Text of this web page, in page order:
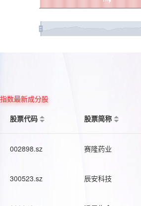
指数最新成分股
股票代码
股票简称
002898.sz 赛隆药业
300523.sz 辰安科技